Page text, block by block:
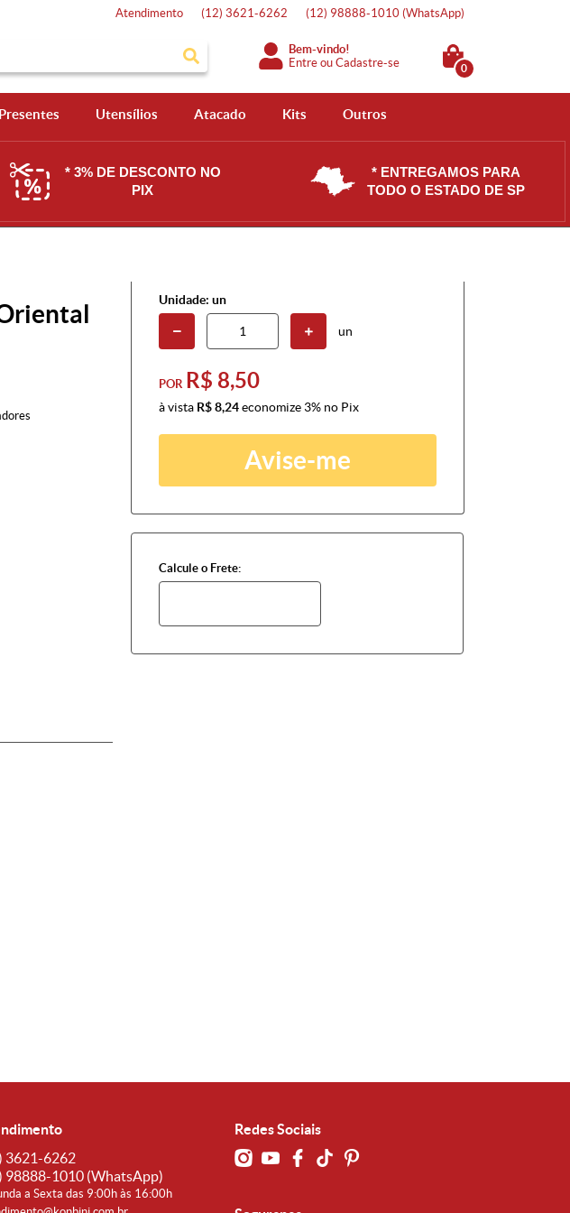
Atendimento (12) 3621-6262 (12) 98888-1010 (WhatsApp)
Bem-vindo!
Entre ouCadastre-se 0
Utensílios Atacado Kits Outros
* 3% DE DESCONTO NO
PIX
* ENTREGAMOS PARA
TODO O ESTADO DE SP
Unidade: un
un
POR R$ 8,50
à vista R$ 8,24economize 3% no Pix
Avise-me
Calcule o Frete:
3621-6262
98888-1010 (WhatsApp)
a Sexta das 9:00h às 16:00h
Redes Sociais